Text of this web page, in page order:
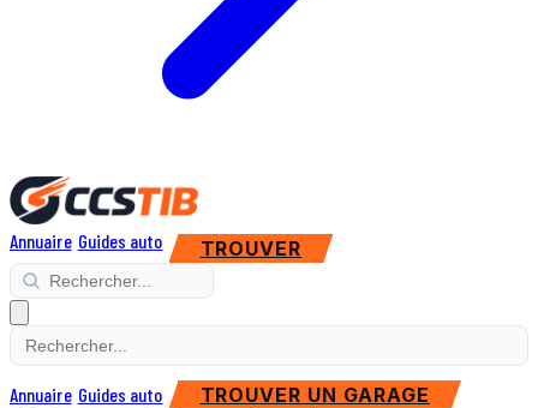
Annuaire Guides auto TROUVER
Annuaire Guides auto TROUVER UN GARAGE